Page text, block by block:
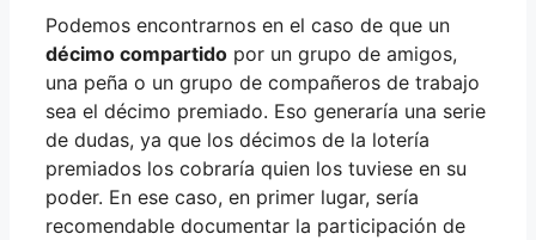
Podemos encontrarnos en el caso de que un
décimo compartido por un grupo de amigos,
una peña o un grupo de compañeros de trabajo
sea el décimo premiado. Eso generaría una serie
de dudas, ya que los décimos de la lotería
premiados los cobraría quien los tuviese en su
poder. En ese caso, en primer lugar, sería
recomendable documentar la participación de